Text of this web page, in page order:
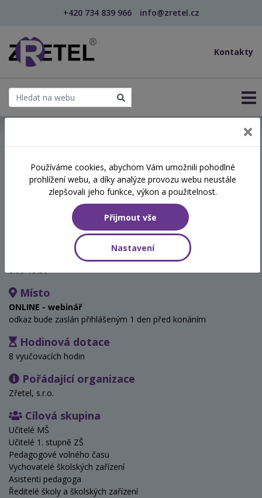
+420 734 839 966 info@zretel.cz
Kontakty
šablony
Roboti a mikroskopy pro MŠ
a ZŠ (webinář)
8:00-15:30
Místo
ONLINE - webinář
odkaz bude zaslán přihlášeným 1 den před konáním
Hodinová dotace
8 vyučovacích hodin
Pořádající organizace
Zřetel, s.r.o.
Cílová skupina
Učitelé MŠ
Učitelé 1. stupně ZŠ
Pedagogové volného času
Vychovatelé školských zařízení
Asistenti pedagoga
Ředitelé školy a školských zařízení
Používáme cookies, abychom Vám umožnili pohodlné
prohlížení webu, a díky analýze provozu webu neustále
zlepšovali jeho funkce, výkon a použitelnost.
Přijmout vše
Nastavení